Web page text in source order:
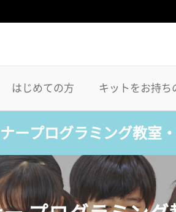
はじめての方 キットをお持ち
ープログラミング教室